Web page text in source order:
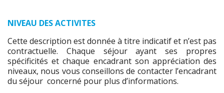
NIVEAU DES ACTIVITES
Cette description est donnée à titre indicatif et n’est pas
contractuelle. Chaque séjour ayant ses propres
spécificités et chaque encadrant son appréciation des
niveaux, nous vous conseillons de contacter l’encadrant
du séjour concerné pour plus d’informations.